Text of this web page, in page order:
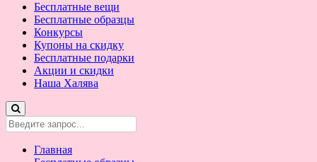
Бесплатные вещи
Бесплатные образцы
Конкурсы
Купоны на скидку
Бесплатные подарки
Акции и скидки
Наша Халява
Главная